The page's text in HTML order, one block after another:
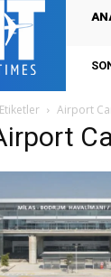
Etiketler Airport